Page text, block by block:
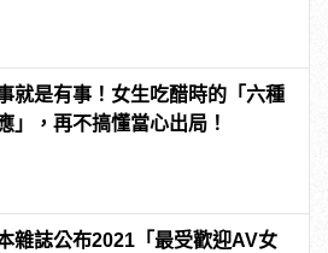
就是有事！女生吃醋時的「六種
」，再不搞懂當心出局！
雜誌公布2021「最受歡迎AV女